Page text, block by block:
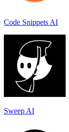
Code Snippets AI
Sweep AI